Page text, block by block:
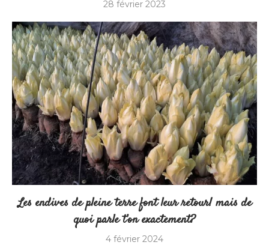
28 février 2023
Les endives de pleine terre font leur retour! mais de
quoi parle t’on exactement?
4 février 2024